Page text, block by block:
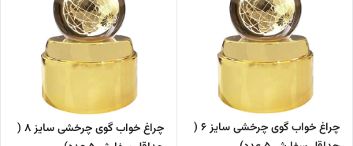
چراغ خواب گوی چرخشی سایز 6 (
چراغ خواب گوی چرخشی سایز 8 (